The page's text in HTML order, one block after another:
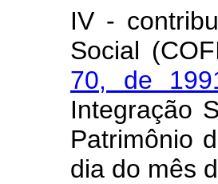
IV -
Social
70, de
Integração
Patrimônio
dia do mês